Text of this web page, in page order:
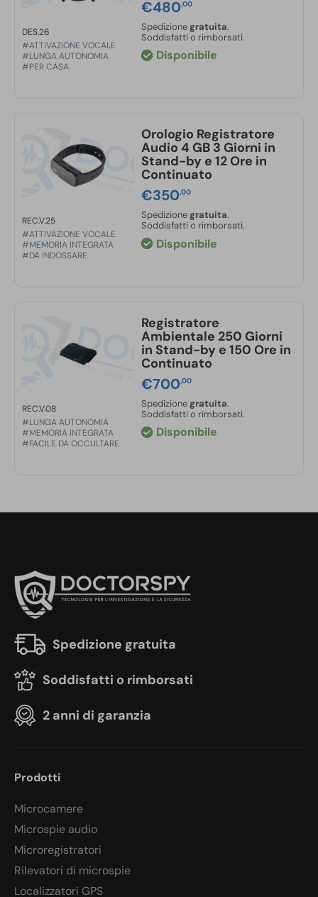
DES.26
#ATTIVAZIONE VOCALE
#LUNGA AUTONOMIA
#PER CASA
€480,00
Spedizione gratuita.
Soddisfatti o rimborsati.
Disponibile
REC.V.25
#ATTIVAZIONE VOCALE
#MEMORIA INTEGRATA
#DA INDOSSARE
Orologio Registratore
Audio 4 GB 3 Giorni in
Stand-by e 12 Ore in
Continuato
€350,00
Spedizione gratuita.
Soddisfatti o rimborsati.
Disponibile
REC.V.08
#LUNGA AUTONOMIA
#MEMORIA INTEGRATA
#FACILE DA OCCULTARE
Registratore
Ambientale 250 Giorni
in Stand-by e 150 Ore in
Continuato
€700,00
Spedizione gratuita.
Soddisfatti o rimborsati.
Disponibile
Spedizione gratuita
Soddisfatti o rimborsati
2 anni di garanzia
Prodotti
Microcamere
Microspie audio
Microregistratori
Rilevatori di microspie
Localizzatori GPS